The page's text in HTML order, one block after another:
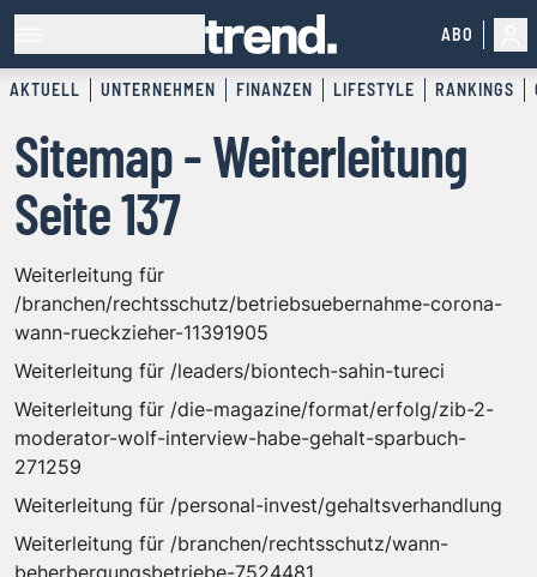
ABO
AKTUELL UNTERNEHMEN FINANZEN LIFESTYLE RANKINGS
Sitemap - Weiterleitung
Seite 137
Weiterleitung für
/branchen/rechtsschutz/betriebsuebernahme-corona-
wann-rueckzieher-11391905
Weiterleitung für /leaders/biontech-sahin-tureci
Weiterleitung für /die-magazine/format/erfolg/zib-2-
moderator-wolf-interview-habe-gehalt-sparbuch-
271259
Weiterleitung für /personal-invest/gehaltsverhandlung
Weiterleitung für /branchen/rechtsschutz/wann-